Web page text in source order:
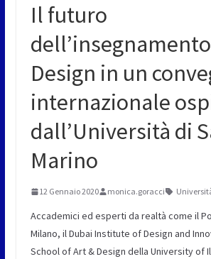
Il futuro
Design in un
internazionale
dall’Università di
Marino
12 Gennaio 2020 monica.goracci
Accademici ed esperti da realtà come il
Milano, il Dubai Institute of Design and
School of Art & Design della University of